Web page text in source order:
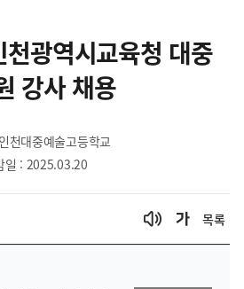
광역시교육청 대중
강사 채용
천대중예술고등학교
일 : 2025.03.20
목록